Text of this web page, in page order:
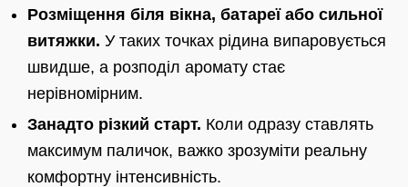
Розміщення біля вікна, батареї або сильної
витяжки. У таких точках рідина випаровується
швидше, а розподіл аромату стає
нерівномірним.
Занадто різкий старт. Коли одразу ставлять
максимум паличок, важко зрозуміти реальну
комфортну інтенсивність.